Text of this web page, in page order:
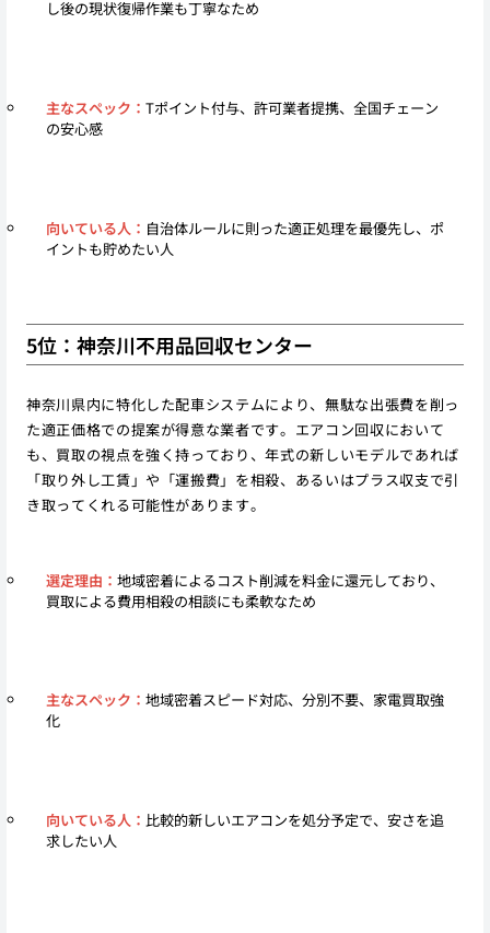
し後の現状復帰作業も丁寧なため
主なスペック： Tポイント付与、許可業者提携、全国チェーン
の安心感
向いている人： 自治体ルールに則った適正処理を最優先し、ポ
イントも貯めたい人
5位：神奈川不用品回収センター
神奈川県内に特化した配車システムにより、無駄な出張費を削っ
た適正価格での提案が得意な業者です。エアコン回収において
も、買取の視点を強く持っており、年式の新しいモデルであれば
「取り外し工賃」や「運搬費」を相殺、あるいはプラス収支で引
き取ってくれる可能性があります。
選定理由： 地域密着によるコスト削減を料金に還元しており、
買取による費用相殺の相談にも柔軟なため
主なスペック： 地域密着スピード対応、分別不要、家電買取強
化
向いている人： 比較的新しいエアコンを処分予定で、安さを追
求したい人